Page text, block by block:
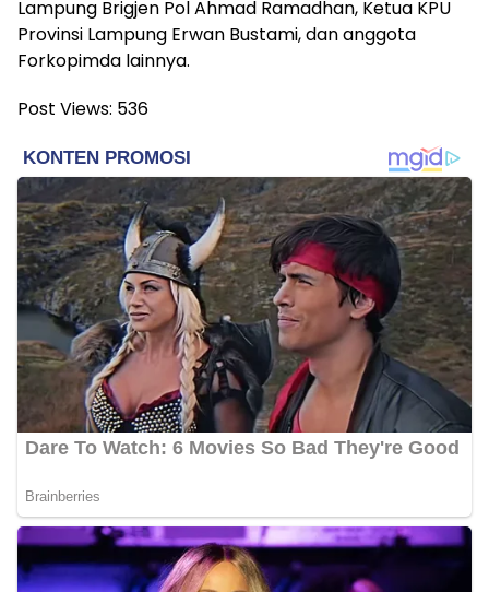
Lampung Brigjen Pol Ahmad Ramadhan, Ketua KPU
Provinsi Lampung Erwan Bustami, dan anggota
Forkopimda lainnya.
Post Views: 536